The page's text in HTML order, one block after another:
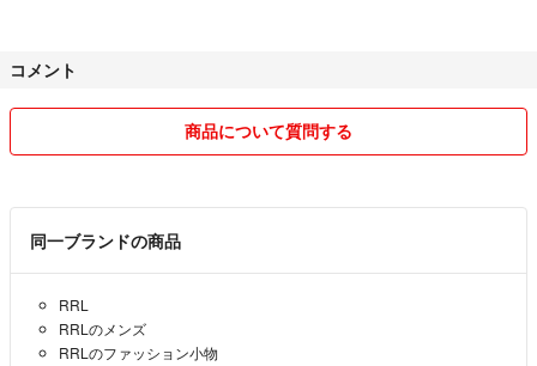
コメント
商品について質問する
同一ブランドの商品
RRL
RRLのメンズ
RRLのファッション小物